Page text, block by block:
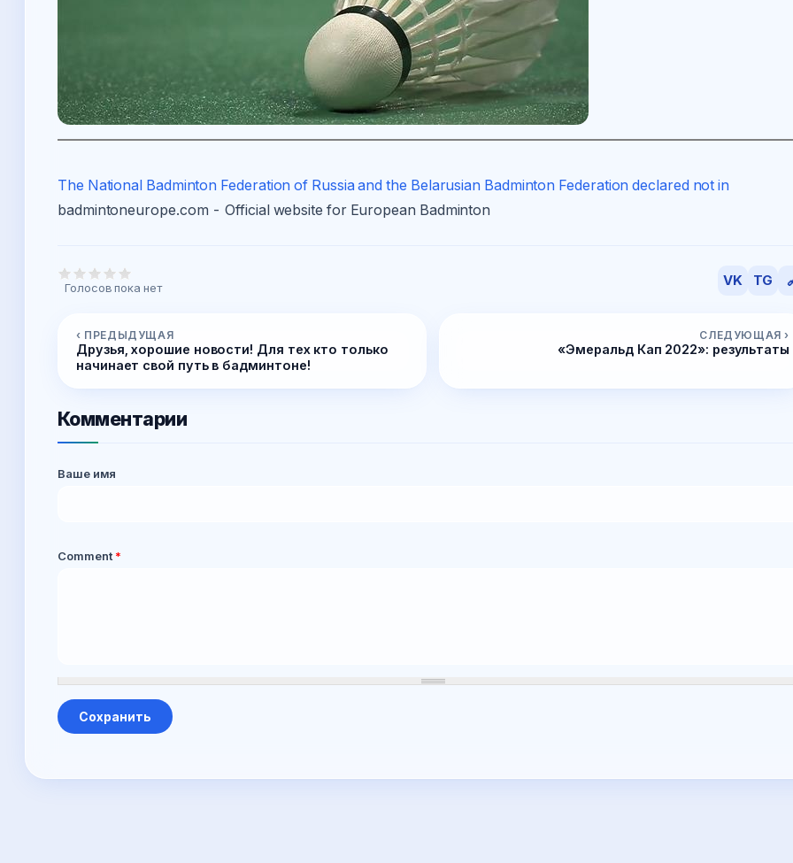
The National Badminton Federation of Russia and the Belarusian Badminton Federation declared not in
badmintoneurope.com - Official website for European Badminton
Голосов пока нет VK TG
‹ ПРЕДЫДУЩАЯ
Друзья, хорошие новости! Для тех кто только
начинает свой путь в бадминтоне!
СЛЕДУЮЩАЯ ›
«Эмеральд Кап 2022»: результаты
Комментарии
Ваше имя
Comment *